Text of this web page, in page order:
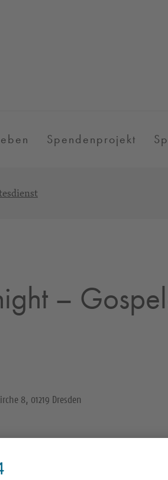
Spendenprojekt
–
8, 01219 Dresden
Eintritt frei - Spenden willkommen